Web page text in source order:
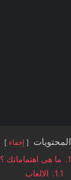
المحتويات إخفاء
1.
ما هى اهتماماتك ؟
1.1.
الالعاب